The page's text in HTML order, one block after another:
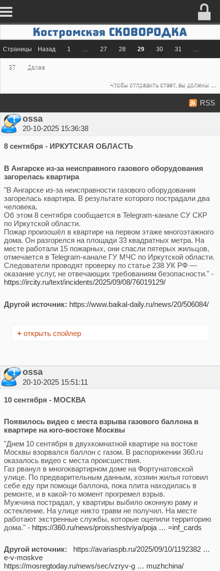
Костромская СКОВОРОДКА
Страницы Назад 1 … 27 28 29 30 31 …
37 Далее
RSS
ossa
20-10-2025 15:36:38
8 сентября - ИРКУТСКАЯ ОБЛАСТЬ
В Ангарске из-за неисправного газового оборудования
загорелась квартира
"В Ангарске из-за неисправности газового оборудования
загорелась квартира. В результате которого пострадали два
человека.
Об этом 8 сентября сообщается в Telegram-канале СУ СКР
по Иркутской области.
Пожар произошёл в квартире на первом этаже многоэтажного
дома. Он разгорелся на площади 33 квадратных метра. На
месте работали 15 пожарных, они спасли пятерых жильцов,
отмечается в Telegram-канале ГУ МЧС по Иркутской области.
Следователи проводят проверку по статье 238 УК РФ —
оказание услуг, не отвечающих требованиям безопасности." -
https://ircity.ru/text/incidents/2025/09/08/76019129/
Другой источник: https://www.baikal-daily.ru/news/20/506084/
+открыть спойлер
ossa
20-10-2025 15:51:11
10 сентября - МОСКВА
Появилось видео с места взрыва газового баллона в
квартире на юго-востоке Москвы
"Днем 10 сентября в двухкомнатной квартире на востоке
Москвы взорвался баллон с газом. В распоряжении 360.ru
оказалось видео с места происшествия.
Газ рванул в многоквартирном доме на Фортунатовской
улице. По предварительным данным, хозяин жилья готовил
себе еду при помощи баллона, пока плита находилась в
ремонте, и в какой-то момент прогремел взрыв.
Мужчина пострадал, у квартиры выбило оконную раму и
остекление. На улице никто травм не получил. На месте
работают экстренные службы, которые оцепили территорию
дома." - https://360.ru/news/proisshestviya/poja … =inf_cards
Другой источник:
https://avariaspb.ru/2025/09/10/1192382 …
e-v-moskve
https://mosregtoday.ru/news/sec/vzryv-g … muzhchina/